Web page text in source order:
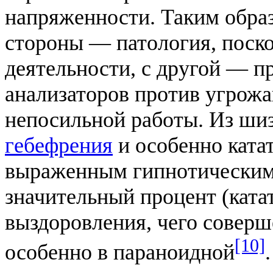
напряженности. Таким
стороны — патология,
деятельности, с другой —
анализаторов против
непосильной работы. Из
гебефрения и особенно
выраженным
значительный процент
выздоровления, чего
особенно в параноидной[10].